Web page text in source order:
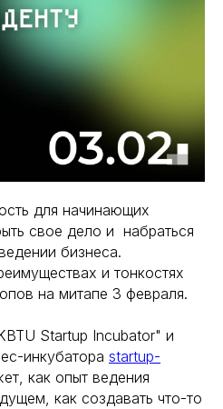
для начинающих
свое дело и набраться
бизнеса.
и тонкостях
на митапе 3 февраля.
Startup Incubator" и
инкубатора startup-
как опыт ведения
как создавать что-то